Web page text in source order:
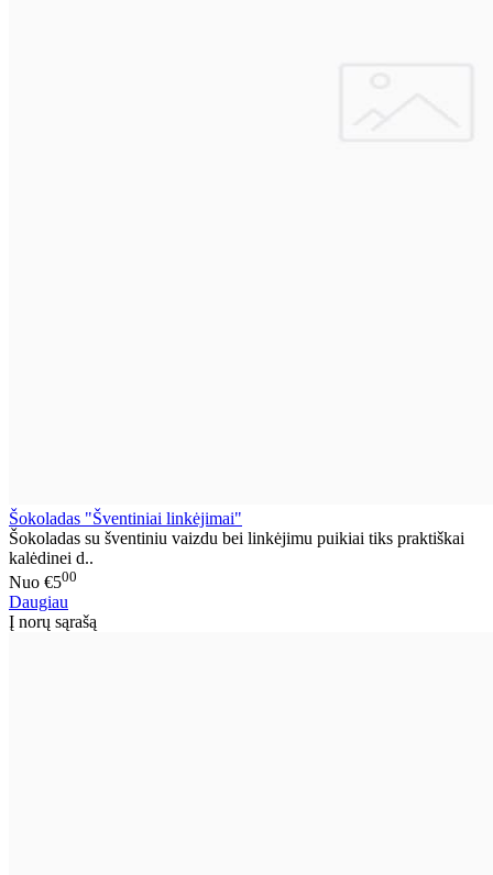
Šokoladas "Šventiniai linkėjimai"
Šokoladas su šventiniu vaizdu bei linkėjimu puikiai tiks praktiškai
kalėdinei d..
Nuo €500
Daugiau
Į norų sąrašą